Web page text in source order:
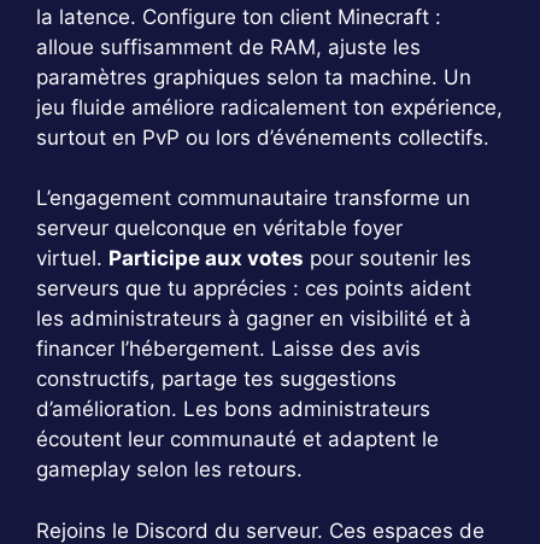
la latence. Configure ton client Minecraft :
alloue suffisamment de RAM, ajuste les
paramètres graphiques selon ta machine. Un
jeu fluide améliore radicalement ton expérience,
surtout en PvP ou lors d’événements collectifs.
L’engagement communautaire transforme un
serveur quelconque en véritable foyer
virtuel. Participe aux votes pour soutenir les
serveurs que tu apprécies : ces points aident
les administrateurs à gagner en visibilité et à
financer l’hébergement. Laisse des avis
constructifs, partage tes suggestions
d’amélioration. Les bons administrateurs
écoutent leur communauté et adaptent le
gameplay selon les retours.
Rejoins le Discord du serveur. Ces espaces de